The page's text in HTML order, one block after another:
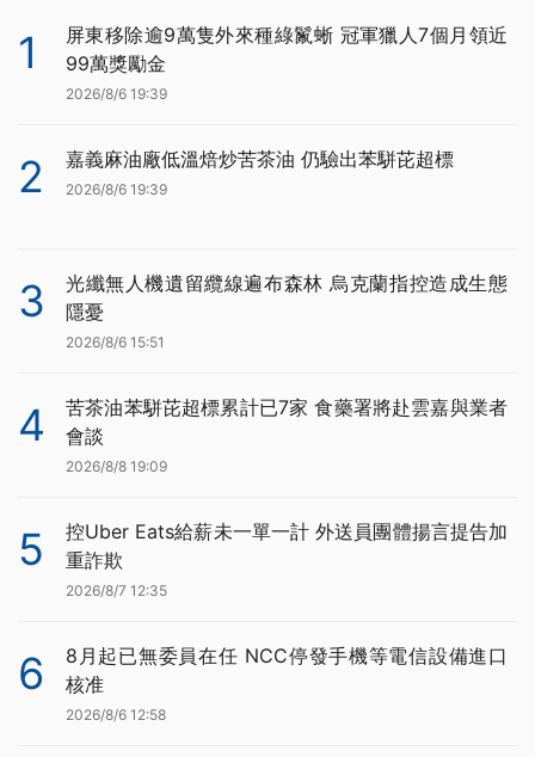
1
屏東移除逾9萬隻外來種綠鬣蜥 冠軍獵人7個月領近
99萬獎勵金
2026/8/6 19:39
2 嘉義麻油廠低溫焙炒苦茶油 仍驗出苯駢芘超標
2026/8/6 19:39
3
光纖無人機遺留纜線遍布森林 烏克蘭指控造成生態
隱憂
2026/8/6 15:51
4
苦茶油苯駢芘超標累計已7家 食藥署將赴雲嘉與業者
會談
2026/8/8 19:09
5
控Uber Eats給薪未一單一計 外送員團體揚言提告加
重詐欺
2026/8/7 12:35
6
8月起已無委員在任 NCC停發手機等電信設備進口
核准
2026/8/6 12:58